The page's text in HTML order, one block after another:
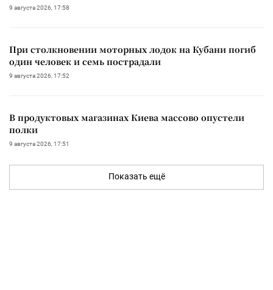
9 августа 2026, 17:58
При столкновении моторных лодок на Кубани погиб
один человек и семь пострадали
9 августа 2026, 17:52
В продуктовых магазинах Киева массово опустели
полки
9 августа 2026, 17:51
Показать ещё